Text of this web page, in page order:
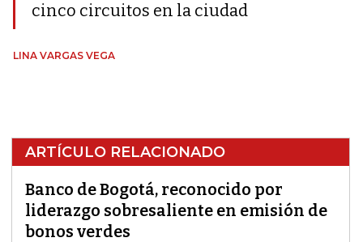
cinco circuitos en la ciudad
LINA VARGAS VEGA
ARTÍCULO RELACIONADO
Banco de Bogotá, reconocido por
liderazgo sobresaliente en emisión de
bonos verdes